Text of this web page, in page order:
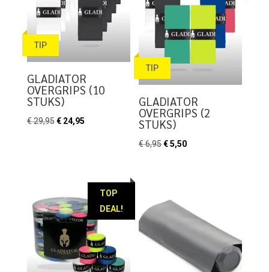
TIP
GLADIATOR
OVERGRIPS (10
STUKS)
€29,95 Oorspronkelijke
€24,95Huidige
TIP
GLADIATOR
OVERGRIPS (2
STUKS)
€6,95Oorspronkelijke
€5,50Huidige
TOP
DEAL!